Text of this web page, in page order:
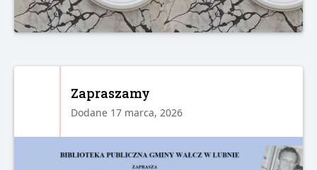
Zapraszamy
Dodane 17 marca, 2026